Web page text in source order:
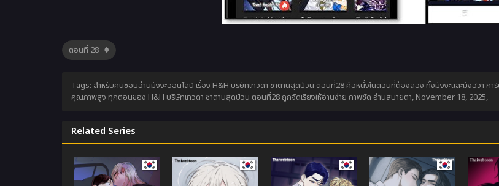
Tags: สำหรับคนชอบอ่านมังงะออนไลน์ เรื่อง H&H บริษัทเทวดา ซาตานสุดป่วน ตอนที่28 คือหนึ่งในตอนที่ต้องลอง ทั้งมังงะและมังฮวา ก
คุณภาพสูง ทุกตอนของ H&H บริษัทเทวดา ซาตานสุดป่วน ตอนที่28 ถูกจัดเรียงให้อ่านง่าย ภาพชัด อ่านสบายตา, November 18, 2025,
Related Series